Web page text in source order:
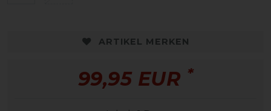
ARTIKEL MERKEN
99,95 EUR *